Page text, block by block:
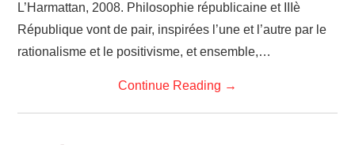
L’Harmattan, 2008. Philosophie républicaine et IIIè
République vont de pair, inspirées l’une et l’autre par le
rationalisme et le positivisme, et ensemble,…
Continue Reading →